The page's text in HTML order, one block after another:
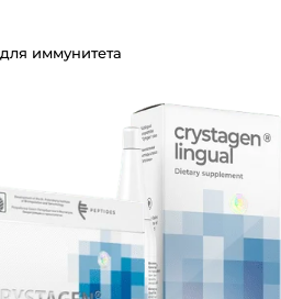
иммунитета